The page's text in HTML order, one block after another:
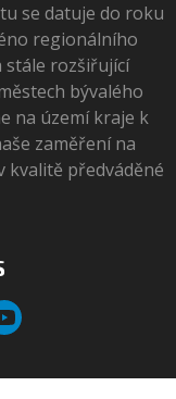
se datuje do roku
regionálního
stále rozšiřující
bývalého
na území kraje k
zaměření na
kvalitě předváděné